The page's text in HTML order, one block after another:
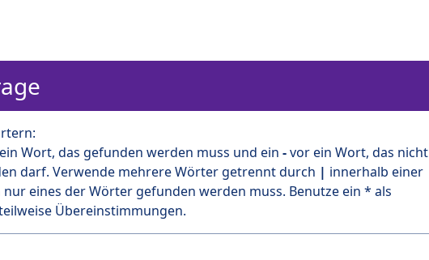
Wort, das gefunden werden muss und ein -vor ein Wort, das nicht
darf. Verwende mehrere Wörter getrennt durch | innerhalb einer
nur eines der Wörter gefunden werden muss. Benutze ein * als
Übereinstimmungen.